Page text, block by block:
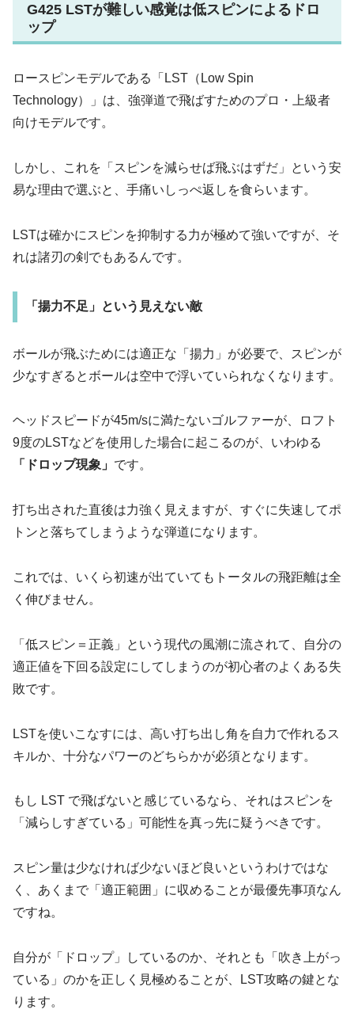
G425 LSTが難しい感覚は低スピンによるドロ
ップ
ロースピンモデルである「LST（Low Spin
Technology）」は、強弾道で飛ばすためのプロ・上級者
向けモデルです。
しかし、これを「スピンを減らせば飛ぶはずだ」という安
易な理由で選ぶと、手痛いしっぺ返しを食らいます。
LSTは確かにスピンを抑制する力が極めて強いですが、そ
れは諸刃の剣でもあるんです。
「揚力不足」という見えない敵
ボールが飛ぶためには適正な「揚力」が必要で、スピンが
少なすぎるとボールは空中で浮いていられなくなります。
ヘッドスピードが45m/sに満たないゴルファーが、ロフト
9度のLSTなどを使用した場合に起こるのが、いわゆる
「ドロップ現象」 です。
打ち出された直後は力強く見えますが、すぐに失速してポ
トンと落ちてしまうような弾道になります。
これでは、いくら初速が出ていてもトータルの飛距離は全
く伸びません。
「低スピン＝正義」という現代の風潮に流されて、自分の
適正値を下回る設定にしてしまうのが初心者のよくある失
敗です。
LSTを使いこなすには、高い打ち出し角を自力で作れるス
キルか、十分なパワーのどちらかが必須となります。
もし LST で飛ばないと感じているなら、それはスピンを
「減らしすぎている」可能性を真っ先に疑うべきです。
スピン量は少なければ少ないほど良いというわけではな
く、あくまで「適正範囲」に収めることが最優先事項なん
ですね。
自分が「ドロップ」しているのか、それとも「吹き上がっ
ている」のかを正しく見極めることが、LST攻略の鍵とな
ります。